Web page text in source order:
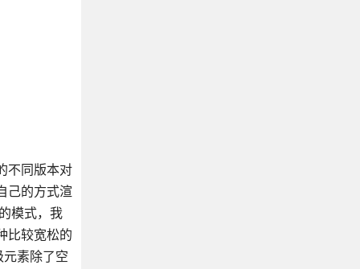
不同版本对
己的方式渲
模式，我
比较宽松的
素除了空